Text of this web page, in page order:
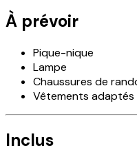
À prévoir
Pique-nique
Lampe
Chaussures de
Vêtements adaptés
Inclus